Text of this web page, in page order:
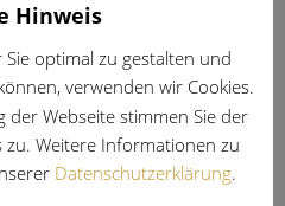
Hinweis
optimal zu gestalten und
verwenden wir Cookies.
Webseite stimmen Sie der
zu. Weitere Informationen zu
Datenschutzerklärung.